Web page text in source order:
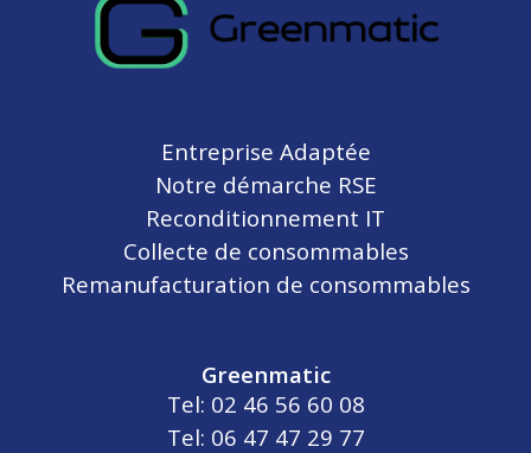
Entreprise Adaptée
Notre démarche RSE
Reconditionnement IT
Collecte de consommables
Remanufacturation de consommables
Greenmatic
Tel: 02 46 56 60 08
Tel: 06 47 47 29 77